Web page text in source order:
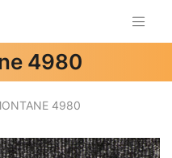
4980
4980